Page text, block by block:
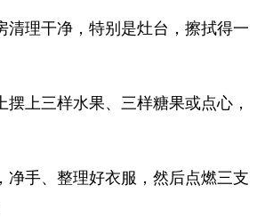
理干净，特别是灶台，擦拭得一
上三样水果、三样糖果或点心，
手、整理好衣服，然后点燃三支